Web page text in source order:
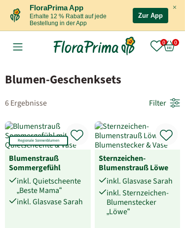
×
FloraPrima App
Erhalte 12 % Rabatt auf jede
Bestellung in der App
Zur App
Blumen-Geschenksets
6 Ergebnisse Filter
Regionale Sonnenblumen
Blumenstrauß
Sommergefühl
inkl. Quietscheente
„Beste Mama“
inkl. Glasvase Sarah
Sternzeichen-
Blumenstrauß Löwe
inkl. Glasvase Sarah
inkl. Sternzeichen-
Blumenstecker
„Löwe“